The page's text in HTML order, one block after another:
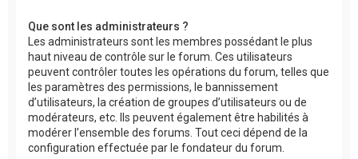
Que sont les administrateurs ?
Les administrateurs sont les membres possédant le plus
haut niveau de contrôle sur le forum. Ces utilisateurs
peuvent contrôler toutes les opérations du forum, telles que
les paramètres des permissions, le bannissement
d’utilisateurs, la création de groupes d’utilisateurs ou de
modérateurs, etc. Ils peuvent également être habilités à
modérer l’ensemble des forums. Tout ceci dépend de la
configuration effectuée par le fondateur du forum.